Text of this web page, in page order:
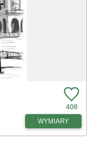
408
WYMIARY